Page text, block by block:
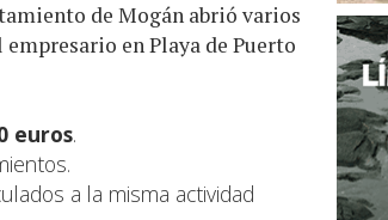
de Mogán abrió varios
en Playa de Puerto
euros.
a la misma actividad